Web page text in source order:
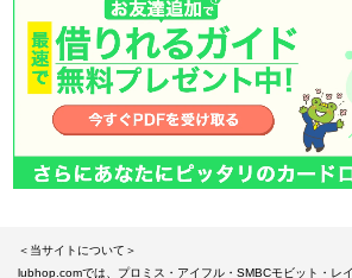
＜当サイトについて＞
lubhop.comでは、プロミス・アイフル・SMBCモビット・レ